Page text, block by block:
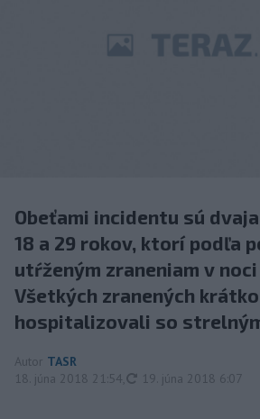
Obeťami incidentu sú
18 a 29 rokov, ktorí podľa
utŕženým zraneniam v
Všetkých zranených
hospitalizovali so
Autor TASR
18. júna 2018 21:54
aktualizované
19. júna 2018 6:07